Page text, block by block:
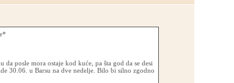
da posle mora ostaje kod kuće, pa šta god da se desi
30.06. u Barsu na dve nedelje. Bilo bi silno zgodno